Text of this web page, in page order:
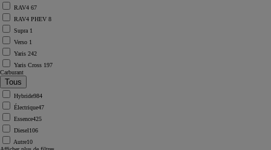
RAV4 67
RAV4 PHEV 8
Supra 1
Verso 1
Yaris 242
Yaris Cross 197
Carburant
Hybride984
Électrique47
Essence425
Diesel106
Autre10